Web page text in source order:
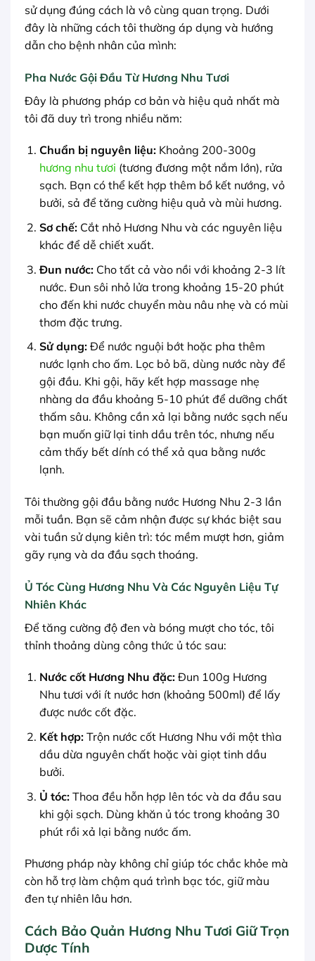
sử dụng đúng cách là vô cùng quan trọng. Dưới
đây là những cách tôi thường áp dụng và hướng
dẫn cho bệnh nhân của mình:
Pha Nước Gội Đầu Từ Hương Nhu Tươi
Đây là phương pháp cơ bản và hiệu quả nhất mà
tôi đã duy trì trong nhiều năm:
Chuẩn bị nguyên liệu:Khoảng 200-300g
hương nhu tươi (tương đương một nắm lớn), rửa
sạch. Bạn có thể kết hợp thêm bồ kết nướng, vỏ
bưởi, sả để tăng cường hiệu quả và mùi hương.
Sơ chế:Cắt nhỏ Hương Nhu và các nguyên liệu
khác để dễ chiết xuất.
Đun nước:Cho tất cả vào nồi với khoảng 2-3 lít
nước. Đun sôi nhỏ lửa trong khoảng 15-20 phút
cho đến khi nước chuyển màu nâu nhẹ và có mùi
thơm đặc trưng.
Sử dụng:Để nước nguội bớt hoặc pha thêm
nước lạnh cho ấm. Lọc bỏ bã, dùng nước này để
gội đầu. Khi gội, hãy kết hợp massage nhẹ
nhàng da đầu khoảng 5-10 phút để dưỡng chất
thấm sâu. Không cần xả lại bằng nước sạch nếu
bạn muốn giữ lại tinh dầu trên tóc, nhưng nếu
cảm thấy bết dính có thể xả qua bằng nước
lạnh.
Tôi thường gội đầu bằng nước Hương Nhu 2-3 lần
mỗi tuần. Bạn sẽ cảm nhận được sự khác biệt sau
vài tuần sử dụng kiên trì: tóc mềm mượt hơn, giảm
gãy rụng và da đầu sạch thoáng.
Ủ Tóc Cùng Hương Nhu Và Các Nguyên Liệu Tự
Nhiên Khác
Để tăng cường độ đen và bóng mượt cho tóc, tôi
thỉnh thoảng dùng công thức ủ tóc sau:
Nước cốt Hương Nhu đặc:Đun 100g Hương
Nhu tươi với ít nước hơn (khoảng 500ml) để lấy
được nước cốt đặc.
Kết hợp:Trộn nước cốt Hương Nhu với một thìa
dầu dừa nguyên chất hoặc vài giọt tinh dầu
bưởi.
Ủ tóc:Thoa đều hỗn hợp lên tóc và da đầu sau
khi gội sạch. Dùng khăn ủ tóc trong khoảng 30
phút rồi xả lại bằng nước ấm.
Phương pháp này không chỉ giúp tóc chắc khỏe mà
còn hỗ trợ làm chậm quá trình bạc tóc, giữ màu
đen tự nhiên lâu hơn.
Cách Bảo Quản Hương Nhu Tươi Giữ Trọn
Dược Tính